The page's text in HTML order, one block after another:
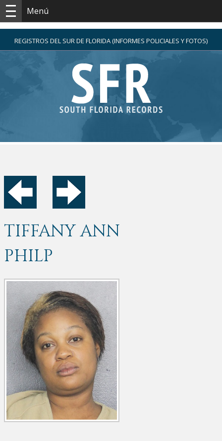
Menú
REGISTROS DEL SUR DE FLORIDA (INFORMES POLICIALES Y FOTOS)
TIFFANY ANN
PHILP